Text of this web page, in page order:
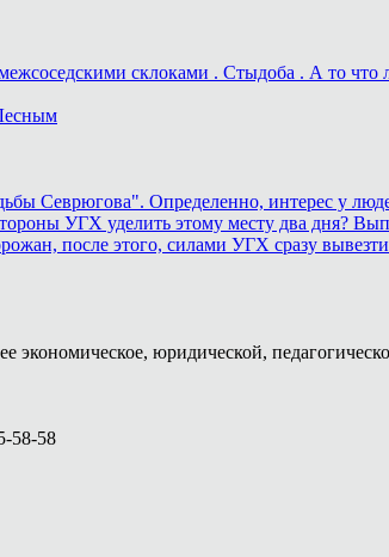
склоками . Стыдоба . А то что
Севрюгова". Определенно, интерес у
УГХ уделить этому месту два дня?
после этого, силами УГХ сразу
экономическое, юридической,
58-58